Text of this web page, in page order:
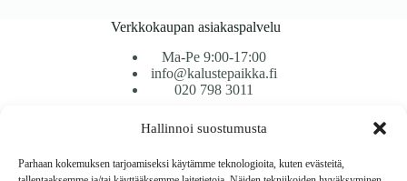
Hallinnoi suostumusta
Parhaan kokemuksen tarjoamiseksi käytämme teknologioita, kuten evästeitä,
Verkkokaupan asiakaspalvelu
Ma-Pe 9:00-17:00
info@kalustepaikka.fi
020 798 3011
Tavarantoimitus / Maksutavat
Toimitustavat
Maksutavat